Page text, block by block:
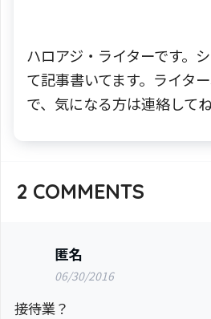
ハロアジ・ライターです。
て記事書いてます。ライタ
で、気になる方は連絡してね
2 COMMENTS
匿名
06/30/2016
接待業？